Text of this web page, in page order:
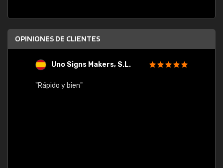
OPINIONES DE CLIENTES
Uno Signs Makers, S.L.
"Rápido y bien"